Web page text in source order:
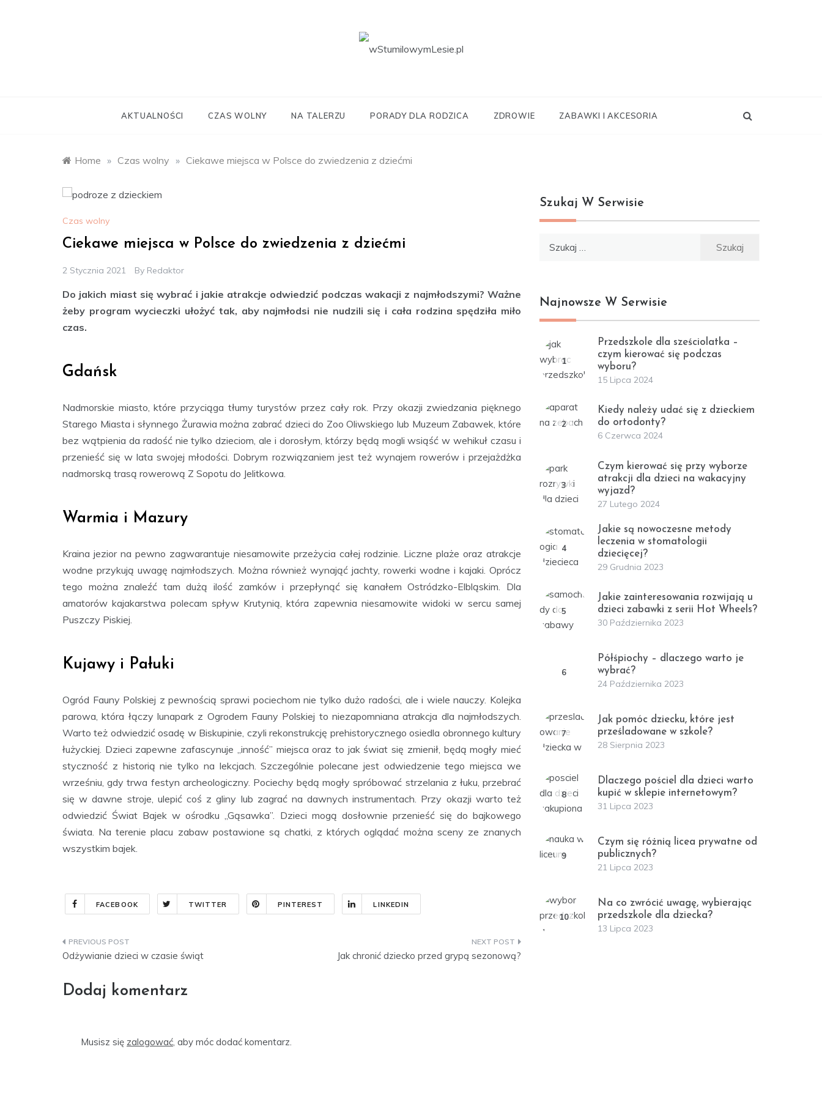
AKTUALNOŚCI CZAS WOLNY NA TALERZU PORADY DLA RODZICA ZDROWIE ZABAWKI I AKCESORIA
Home » Czas wolny » Ciekawe miejsca w Polsce do zwiedzenia z dziećmi
Czas wolny
Ciekawe miejsca w Polsce do zwiedzenia z dziećmi
2 Stycznia 2021 By Redaktor
Do jakich miast się wybrać i jakie atrakcje odwiedzić podczas wakacji z najmłodszymi? Ważne
żeby program wycieczki ułożyć tak, aby najmłodsi nie nudzili się i cała rodzina spędziła miło
czas.
Gdańsk
Nadmorskie miasto, które przyciąga tłumy turystów przez cały rok. Przy okazji zwiedzania pięknego
Starego Miasta i słynnego Żurawia można zabrać dzieci do Zoo Oliwskiego lub Muzeum Zabawek, które
bez wątpienia da radość nie tylko dzieciom, ale i dorosłym, którzy będą mogli wsiąść w wehikuł czasu i
przenieść się w lata swojej młodości. Dobrym rozwiązaniem jest też wynajem rowerów i przejażdżka
nadmorską trasą rowerową Z Sopotu do Jelitkowa.
Warmia i Mazury
Kraina jezior na pewno zagwarantuje niesamowite przeżycia całej rodzinie. Liczne plaże oraz atrakcje
wodne przykują uwagę najmłodszych. Można również wynająć jachty, rowerki wodne i kajaki. Oprócz
tego można znaleźć tam dużą ilość zamków i przepłynąć się kanałem Ostródzko-Elbląskim. Dla
amatorów kajakarstwa polecam spływ Krutynią, która zapewnia niesamowite widoki w sercu samej
Puszczy Piskiej.
Kujawy i Pałuki
Ogród Fauny Polskiej z pewnością sprawi pociechom nie tylko dużo radości, ale i wiele nauczy. Kolejka
parowa, która łączy lunapark z Ogrodem Fauny Polskiej to niezapomniana atrakcja dla najmłodszych.
Warto też odwiedzić osadę w Biskupinie, czyli rekonstrukcję prehistorycznego osiedla obronnego kultury
łużyckiej. Dzieci zapewne zafascynuje „inność” miejsca oraz to jak świat się zmienił, będą mogły mieć
styczność z historią nie tylko na lekcjach. Szczególnie polecane jest odwiedzenie tego miejsca we
wrześniu, gdy trwa festyn archeologiczny. Pociechy będą mogły spróbować strzelania z łuku, przebrać
się w dawne stroje, ulepić coś z gliny lub zagrać na dawnych instrumentach. Przy okazji warto też
odwiedzić Świat Bajek w ośrodku „Gąsawka”. Dzieci mogą dosłownie przenieść się do bajkowego
świata. Na terenie placu zabaw postawione są chatki, z których oglądać można sceny ze znanych
wszystkim bajek.
FACEBOOK TWITTER PINTEREST LINKEDIN
Nawigacja
Odżywianie dzieci w czasie świąt Jak chronić dziecko przed grypą sezonową?
Dodaj komentarz
Musisz się zalogować, aby móc dodać komentarz.
Szukaj W Serwisie
Najnowsze W Serwisie
1
Przedszkole dla sześciolatka –
czym kierować się podczas
wyboru?
15 Lipca 2024
2
Kiedy należy udać się z dzieckiem
do ortodonty?
6 Czerwca 2024
3
Czym kierować się przy wyborze
atrakcji dla dzieci na wakacyjny
wyjazd?
27 Lutego 2024
4
Jakie są nowoczesne metody
leczenia w stomatologii
dziecięcej?
29 Grudnia 2023
5
Jakie zainteresowania rozwijają u
dzieci zabawki z serii Hot Wheels?
30 Października 2023
6
Półśpiochy – dlaczego warto je
wybrać?
24 Października 2023
7
Jak pomóc dziecku, które jest
prześladowane w szkole?
28 Sierpnia 2023
8
Dlaczego pościel dla dzieci warto
kupić w sklepie internetowym?
31 Lipca 2023
9
Czym się różnią licea prywatne od
publicznych?
21 Lipca 2023
10
Na co zwrócić uwagę, wybierając
przedszkole dla dziecka?
13 Lipca 2023